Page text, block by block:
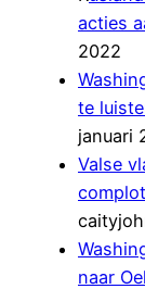
acties
2022
te
januari
Valse
naar